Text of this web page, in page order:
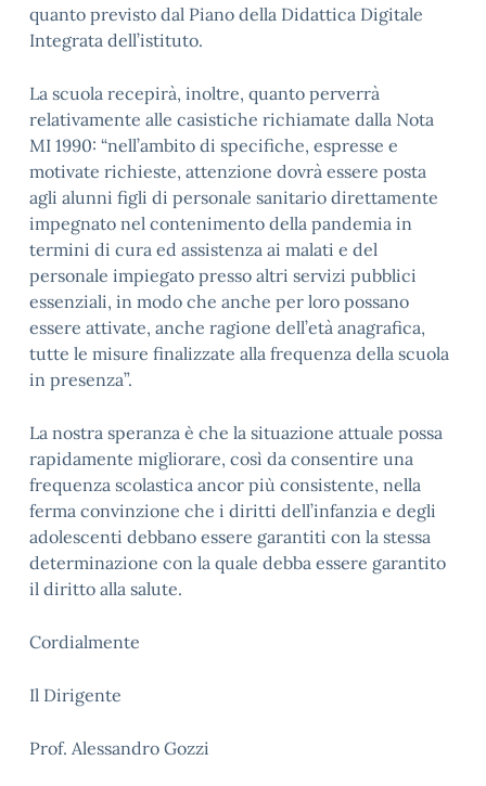
quanto previsto dal Piano della Didattica Digitale
Integrata dell’istituto.
La scuola recepirà, inoltre, quanto perverrà
relativamente alle casistiche richiamate dalla Nota
MI 1990: “nell’ambito di specifiche, espresse e
motivate richieste, attenzione dovrà essere posta
agli alunni figli di personale sanitario direttamente
impegnato nel contenimento della pandemia in
termini di cura ed assistenza ai malati e del
personale impiegato presso altri servizi pubblici
essenziali, in modo che anche per loro possano
essere attivate, anche ragione dell’età anagrafica,
tutte le misure finalizzate alla frequenza della scuola
in presenza”.
La nostra speranza è che la situazione attuale possa
rapidamente migliorare, così da consentire una
frequenza scolastica ancor più consistente, nella
ferma convinzione che i diritti dell’infanzia e degli
adolescenti debbano essere garantiti con la stessa
determinazione con la quale debba essere garantito
il diritto alla salute.
Cordialmente
Il Dirigente
Prof. Alessandro Gozzi